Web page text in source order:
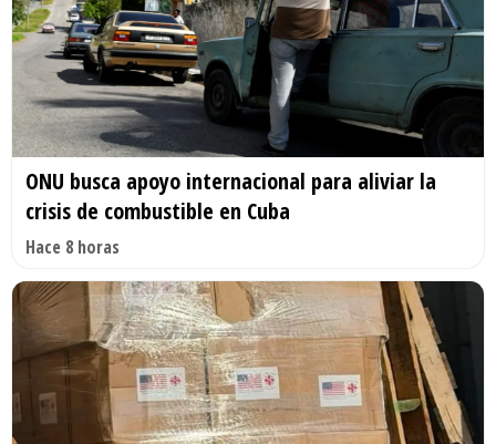
ONU busca apoyo internacional para aliviar la
crisis de combustible en Cuba
Hace 8 horas